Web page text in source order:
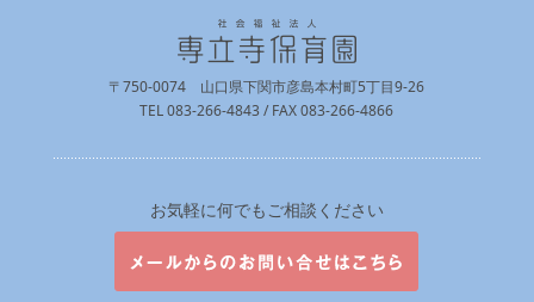
〒750-0074 山口県下関市彦島本村町5丁目9-26
TEL 083-266-4843 / FAX 083-266-4866
お気軽に何でもご相談ください